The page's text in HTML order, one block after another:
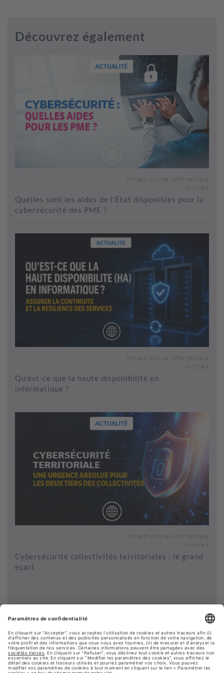
Découvrez également
Infrastructure informatique
Articles
Quelles sont les aides de l’État disponibles pour la
cybersécurité des PME ?
Infrastructure informatique
Articles
Qu’est-ce que la haute disponibilité en
informatique ?
Infrastructure informatique
Articles
Cybersécurité collectivités territoriales : le grand
écart
Voir plus de contenus...